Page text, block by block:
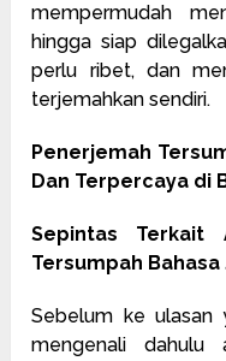
mempermudah
hingga siap
perlu ribet, dan
terjemahkan sendiri.
Penerjemah
Dan Terpercaya di
Sepintas Terkait
Tersumpah Bahasa
Sebelum ke ulasan
mengenali dahulu